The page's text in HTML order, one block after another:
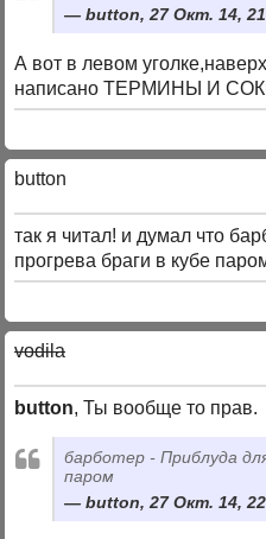
button, 27 Окт. 14,
А вот в левом
написано ТЕРМИНЫ И
button
так я читал! и думал что
прогрева браги в кубе
vodila
button, Ты вообще то прав.
барботер - Приблуда
паром
button, 27 Окт. 14,